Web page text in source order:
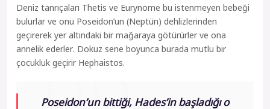
Deniz tanrıçaları Thetis ve Eurynome bu istenmeyen bebeği
bulurlar ve onu Poseidon’un (Neptün) dehlizlerinden
geçirerek yer altındaki bir mağaraya götürürler ve ona
annelik ederler. Dokuz sene boyunca burada mutlu bir
çocukluk geçirir Hephaistos.
Poseidon’un bittiği, Hades’in başladığı o